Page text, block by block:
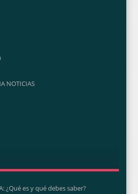
NOTICIAS
¿Qué es y qué debes saber?